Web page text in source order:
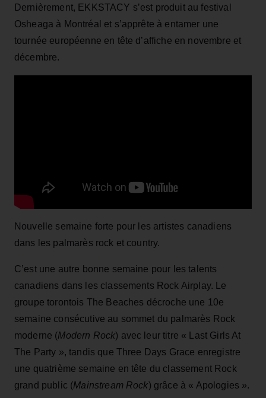
Dernièrement, EKKSTACY s’est produit au festival
Osheaga à Montréal et s’apprête à entamer une
tournée européenne en tête d’affiche en novembre et
décembre.
Nouvelle semaine forte pour les artistes canadiens
dans les palmarès rock et country.
C’est une autre bonne semaine pour les talents
canadiens dans les classements Rock Airplay. Le
groupe torontois The Beaches décroche une 10e
semaine consécutive au sommet du palmarès Rock
moderne (Modern Rock) avec leur titre « Last Girls At
The Party », tandis que Three Days Grace enregistre
une quatrième semaine en tête du classement Rock
grand public (Mainstream Rock) grâce à « Apologies ».